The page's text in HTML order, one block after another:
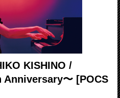
KISHINO /
Anniversary〜 [POCS